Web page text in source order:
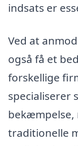
indsats er
Ved at
også få et
forskellige
specialiserer
bekæmpelse,
traditionelle